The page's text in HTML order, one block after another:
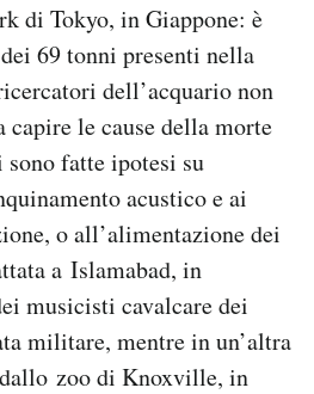
di Tokyo, in Giappone: è
dei 69 tonni presenti nella
dell’acquario non
capire le cause della morte
fatte ipotesi su
acustico e ai
o all’alimentazione dei
a Islamabad, in
musicisti cavalcare dei
militare, mentre in un’altra
zoo di Knoxville, in